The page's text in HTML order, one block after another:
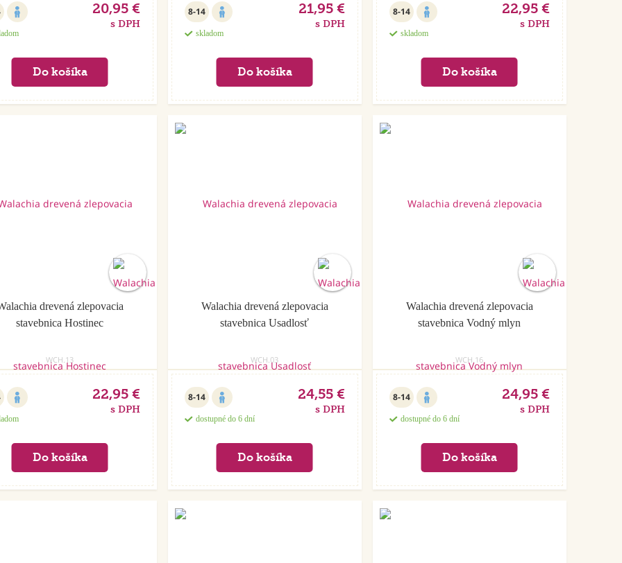
20,95 €
s DPH
8-14
skladom
21,95 €
s DPH
8-14
skladom
22,95 €
s DPH
drevená zlepovacia
stavebnica Hostinec
WCH.13
22,95 €
s DPH
Walachia drevená zlepovacia
stavebnica Usadlosť
WCH.03
8-14
dostupné do 6 dní
24,55 €
s DPH
Walachia drevená zlepovacia
stavebnica Vodný mlyn
WCH.16
8-14
dostupné do 6 dní
24,95 €
s DPH